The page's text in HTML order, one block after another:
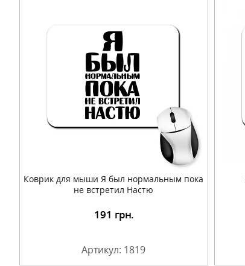
Коврик для мыши Я был нормальным пока
не встретил Настю
191 грн.
Артикул: 1819
Подробнее